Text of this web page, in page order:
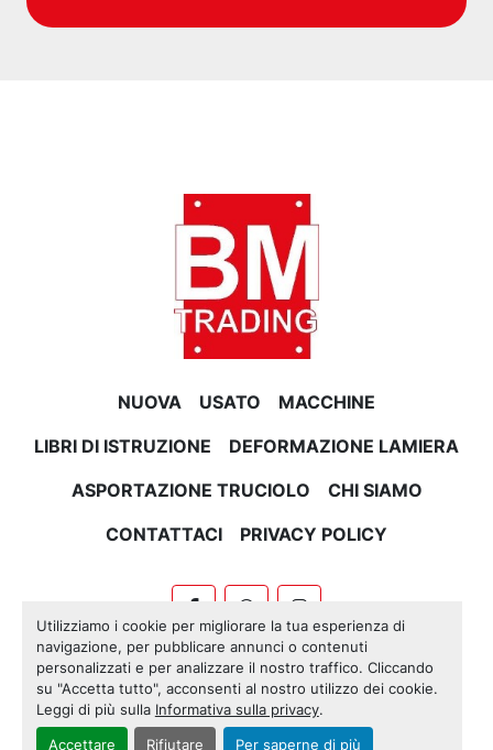
Utilizziamo i cookie per migliorare la tua esperienza di
navigazione, per pubblicare annunci o contenuti
personalizzati e per analizzare il nostro traffico. Cliccando
su "Accetta tutto", acconsenti al nostro utilizzo dei cookie.
Leggi di più sulla Informativa sulla privacy.
Accettare Rifiutare Per saperne di più
NUOVA USATO
MACCHINE
LIBRI DI ISTRUZIONE
DEFORMAZIONE LAMIERA
ASPORTAZIONE TRUCIOLO
CHI SIAMO
CONTATTACI
PRIVACY POLICY
facebookwhatsappinstagram
Machinio System sito web diMachinio
Personalizza le preferenze sui Cookies